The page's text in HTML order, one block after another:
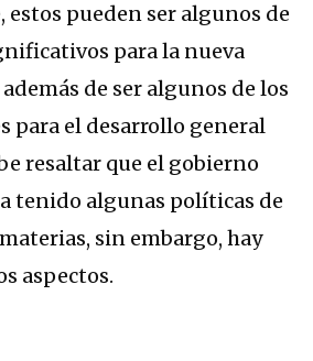
pueden ser algunos de
para la nueva
de ser algunos de los
para el desarrollo general
resaltar que el gobierno
tenido algunas políticas de
sin embargo, hay
aspectos.